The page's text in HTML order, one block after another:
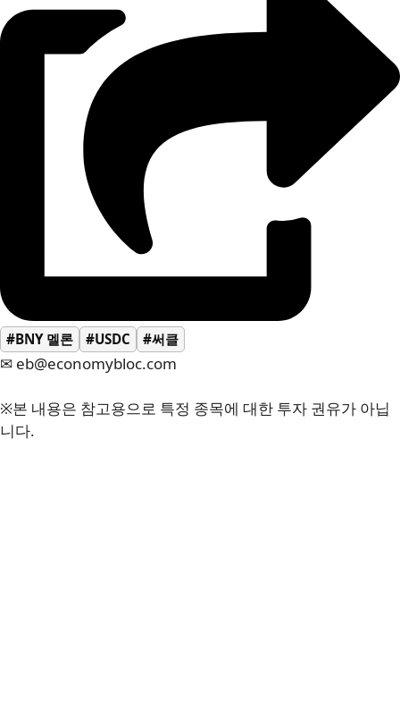
#BNY 멜론 #USDC #써클
✉ eb@economybloc.com
※본 내용은 참고용으로 특정 종목에 대한 투자 권유가 아닙
니다.